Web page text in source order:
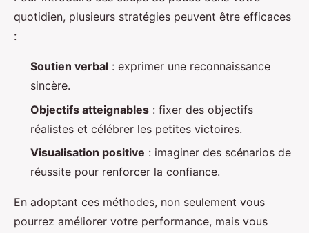
quotidien, plusieurs stratégies peuvent être efficaces
:
Soutien verbal : exprimer une reconnaissance
sincère.
Objectifs atteignables : fixer des objectifs
réalistes et célébrer les petites victoires.
Visualisation positive : imaginer des scénarios de
réussite pour renforcer la confiance.
En adoptant ces méthodes, non seulement vous
pourrez améliorer votre performance, mais vous